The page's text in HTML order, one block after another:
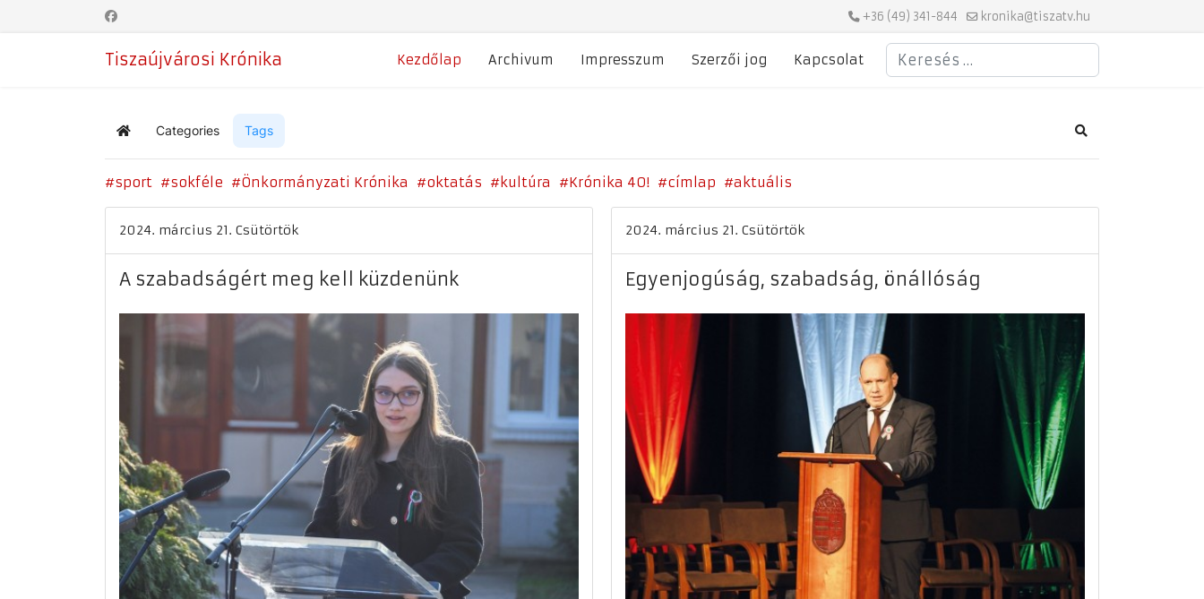
+36 (49) 341-844 kronika@tiszatv.hu
Tiszaújvárosi Krónika Kezdőlap Archivum Impresszum Szerzői jog Kapcsolat
Keresés
Home Categories Tags Search
sport sokféle Önkormányzati Krónika oktatás kultúra Krónika 40! címlap aktuális
2024. március 21. Csütörtök
A szabadságért meg kell küzdenünk
2024. március 21. Csütörtök
Egyenjogúság, szabadság, önállóság